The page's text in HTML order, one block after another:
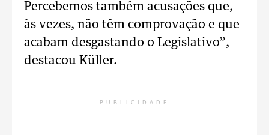
Percebemos também acusações que,
às vezes, não têm comprovação e que
acabam desgastando o Legislativo”,
destacou Küller.
PUBLICIDADE